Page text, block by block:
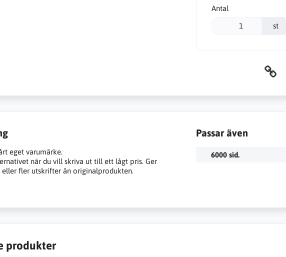
Antal
st
eget varumärke.
när du vill skriva ut till ett lågt pris. Ger
eller fler utskrifter än originalprodukten.
Passar även
6000 sid.
produkter